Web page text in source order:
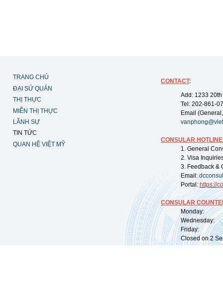
TRANG CHỦ
ĐẠI SỨ QUÁN
THỊ THỰC
MIỄN THỊ THỰC
LÃNH SỰ
TIN TỨC
QUAN HỆ VIỆT MỸ
CONTACT:
Add: 1233
Tel: 202-861-
Email
CONSULAR
1. General
2. Visa
3. Feedback &
Email:
Portal: https://
CONSULAR
Monday:
Wednesday:
Friday:
Closed on 2